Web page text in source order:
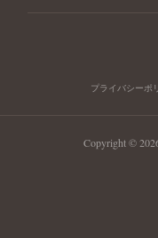
プライバシーポ
Copyright ©